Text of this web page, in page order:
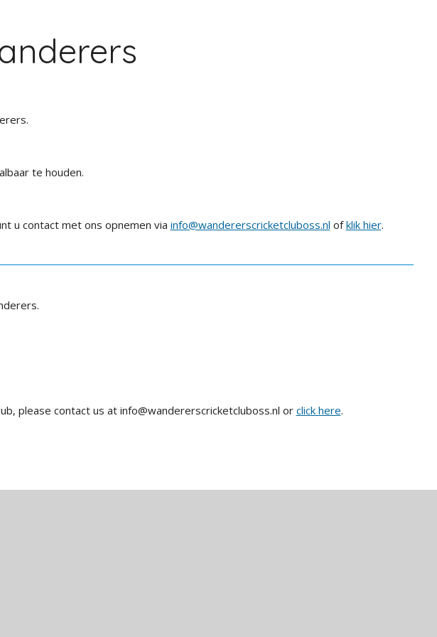
te houden.
u contact met ons opnemen via info@wandererscricketcluboss.nl ofklik hier.
please contact us at info@wandererscricketcluboss.nl or click here.